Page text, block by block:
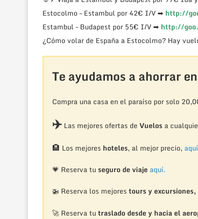
Estocolmo – Estambul por 42€ I/V ➡ http://
Estambul – Budapest por 55€ I/V ➡ http://
¿Cómo volar de España a Estocolmo? Hay
Te ayudamos a ahorrar
Compra una casa en el paraíso por solo
✈️Las mejores ofertas de Vuelosa
🏨 Los mejores hoteles, al mejor precio,
💗 Reserva tu seguro de viaje aquí.
🚁 Reserva los mejores tours y
🚀 Reserva tu traslado desde y hacia el